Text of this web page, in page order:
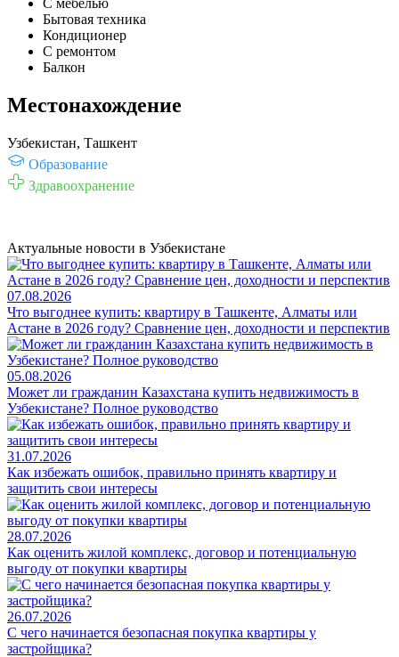
С мебелью
Бытовая техника
Кондиционер
С ремонтом
Балкон
Местонахождение
Узбекистан, Ташкент
Образование
Здравоохранение
Актуальные новости в Узбекистане
07.08.2026
Что выгоднее купить: квартиру в Ташкенте, Алматы или
Астане в 2026 году? Сравнение цен, доходности и перспектив
05.08.2026
Может ли гражданин Казахстана купить недвижимость в
Узбекистане? Полное руководство
31.07.2026
Как избежать ошибок, правильно принять квартиру и
защитить свои интересы
28.07.2026
Как оценить жилой комплекс, договор и потенциальную
выгоду от покупки квартиры
26.07.2026
С чего начинается безопасная покупка квартиры у
застройщика?